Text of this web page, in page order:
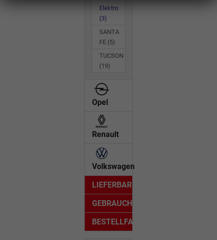
Elektro
(3)
SANTA
FE (5)
TUCSON
(19)
Opel
Renault
Volkswagen
LIEFERBAR
GEBRAUCHTWAGEN
BESTELLFAHRZEUG